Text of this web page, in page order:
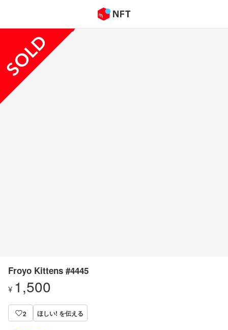
Froyo Kittens #4445
¥ 1,500
2 ほしい! を伝える